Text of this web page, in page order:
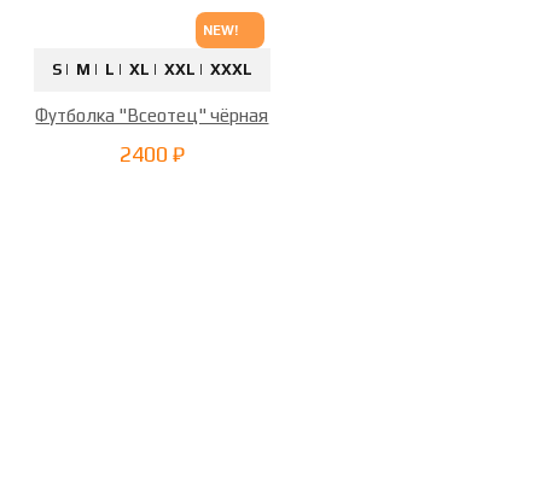
NEW!
S | M | L | XL | XXL | XXXL
Футболка "Всеотец" чёрная
2400 ₽